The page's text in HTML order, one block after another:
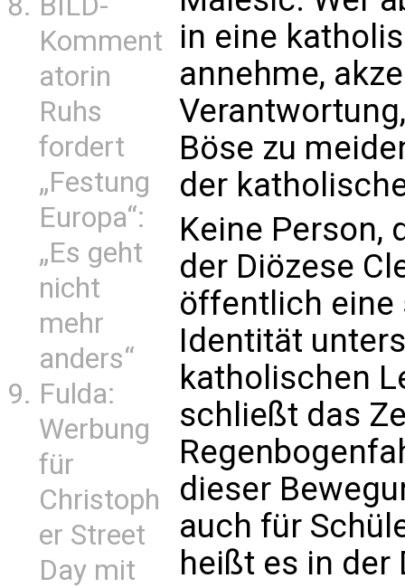
Komment
atorin
Ruhs
fordert
„Festung
Europa“:
„Es geht
nicht
mehr
anders“
Fulda:
Werbung
für
Christoph
er Street
Day mit
in eine
annehme,
Böse zu
der
Keine Person,
der Diözese
öffentlich eine
Identität
katholischen
schließt das
dieser
auch für
heißt es in der